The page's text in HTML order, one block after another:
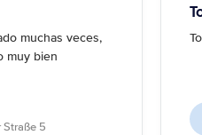
muchas veces,
muy bien
Straße 5